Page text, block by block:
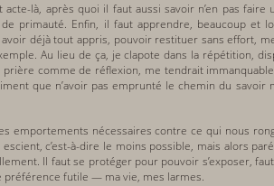
là, après quoi il faut aussi savoir n’en pas
primauté. Enfin, il faut apprendre, beaucoup et
avoir déjà tout appris, pouvoir restituer sans effort,
Au lieu de ça, je clapote dans la répétition,
prière comme de réflexion, me tendrait
que n’avoir pas emprunté le chemin du savoir
emportements nécessaires contre ce qui nous
c’est-à-dire le moins possible, mais alors
Il faut se protéger pour pouvoir s’exposer,
préférence futile — ma vie, mes larmes.